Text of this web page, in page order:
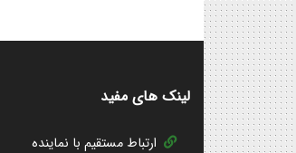
لینک های مفید
ارتباط مستقیم با نماینده